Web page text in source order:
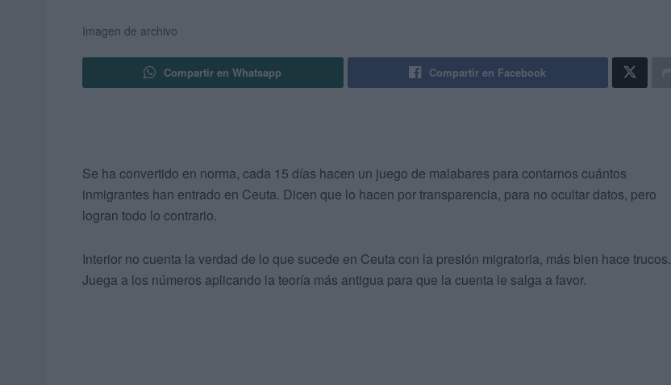
Imagen de archivo
Compartir en Whatsapp Compartir en Facebook
Se ha convertido en norma, cada 15 días hacen un juego de malabares para contarnos cuántos
inmigrantes han entrado en Ceuta. Dicen que lo hacen por transparencia, para no ocultar datos, pero
logran todo lo contrario.
Interior no cuenta la verdad de lo que sucede en Ceuta con la presión migratoria, más bien hace trucos.
Juega a los números aplicando la teoría más antigua para que la cuenta le salga a favor.